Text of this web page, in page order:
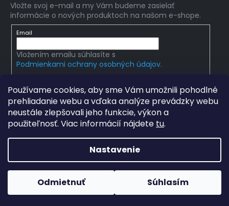
Používame cookies, aby sme Vám umožnili pohodlné
prehliadanie webu a vďaka analýze prevádzky webu
neustále zlepšovali jeho funkcie, výkon a
použiteľnosť. Viac informácií nájdete tu.
Nastavenie
Odmietnuť Súhlasím
Vložte svoj e-mail a my Vám budeme zasielať
informácie o nových produktoch na našom e-shope.
Email
Vložením emailu súhlasíte s
Podmienkami ochrany osobných údajov.
Copyright 2026mlady-vedec.sk. Všetky práva
vyhradené.Upraviť nastavenie cookies
Grafický návrh vytvořil a na Shoptet implementoval
Hladatechka s.r.o.